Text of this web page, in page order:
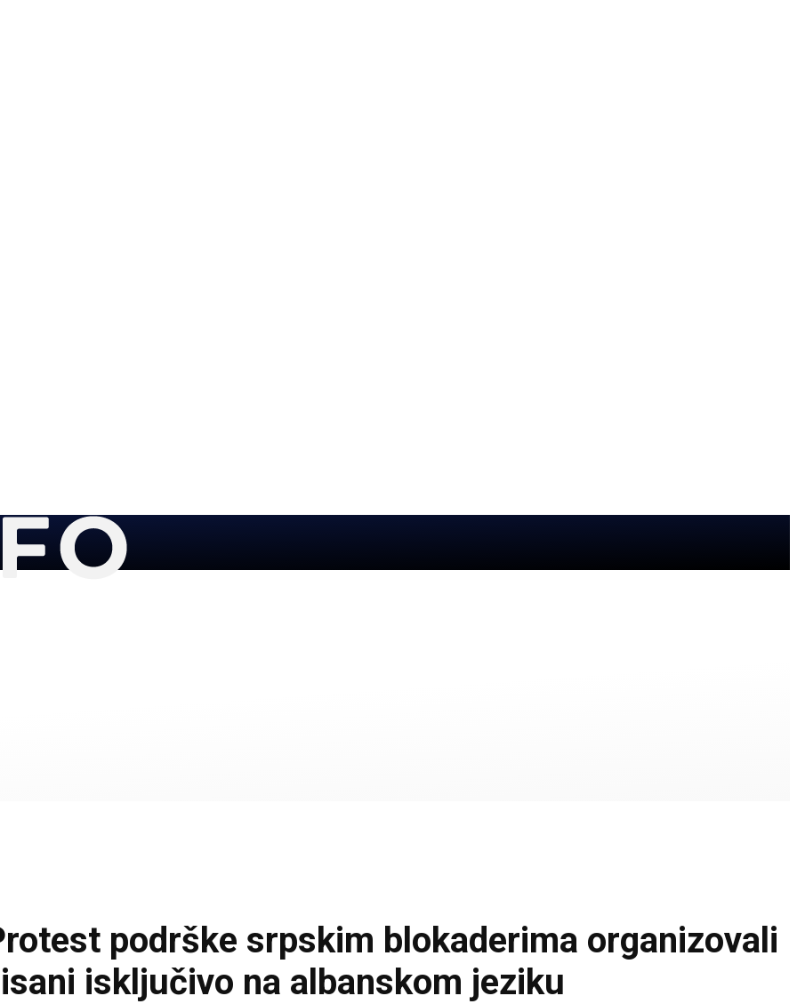
podrške srpskim blokaderima organizovali
isključivo na albanskom jeziku